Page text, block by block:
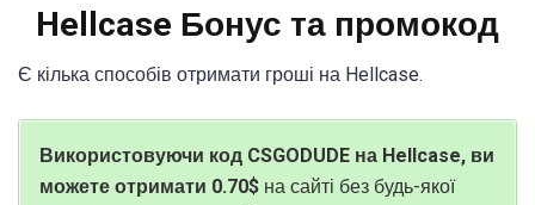
Hellcase Бонус та промокод
Є кілька способів отримати гроші на Hellcase.
Використовуючи код CSGODUDE на Hellcase, ви
можете отримати 0.70$ на сайті без будь-якої